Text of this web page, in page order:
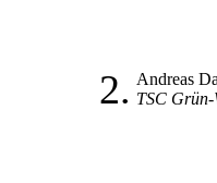
2. Andreas
TSC